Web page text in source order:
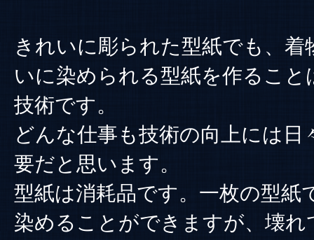
きれいに彫られた型紙でも、着
いに染められる型紙を作ること
技術です。
どんな仕事も技術の向上には日
要だと思います。
型紙は消耗品です。一枚の型紙
染めることができますが、壊